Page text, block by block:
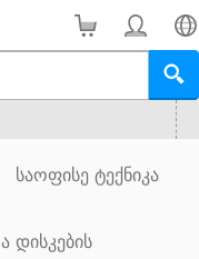
საოფისე ტექნიკა
დისკების